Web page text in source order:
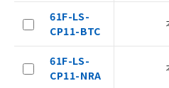
61F-LS-
CP11-BTC
61F-LS-
CP11-NRA
記
号
説明
タに基づき作成
覧された時点で
準価格とは異な
了承ください。
正式な納期状況
様のお取引先、